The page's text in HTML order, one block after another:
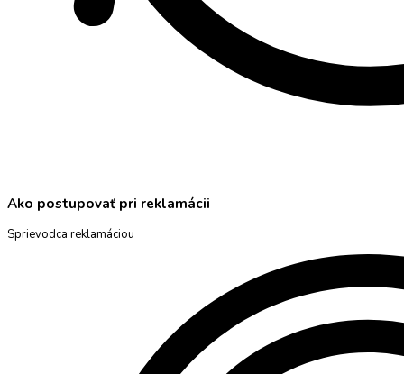
Ako postupovať pri reklamácii
Sprievodca reklamáciou